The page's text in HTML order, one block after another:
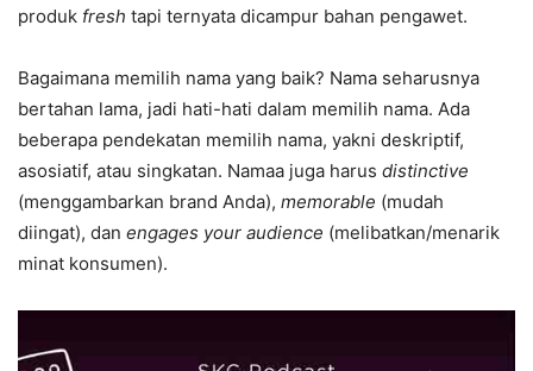
produk fresh tapi ternyata dicampur bahan pengawet.
Bagaimana memilih nama yang baik? Nama seharusnya
bertahan lama, jadi hati-hati dalam memilih nama. Ada
beberapa pendekatan memilih nama, yakni deskriptif,
asosiatif, atau singkatan. Namaa juga harus distinctive
(menggambarkan brand Anda), memorable (mudah
diingat), dan engages your audience (melibatkan/menarik
minat konsumen).